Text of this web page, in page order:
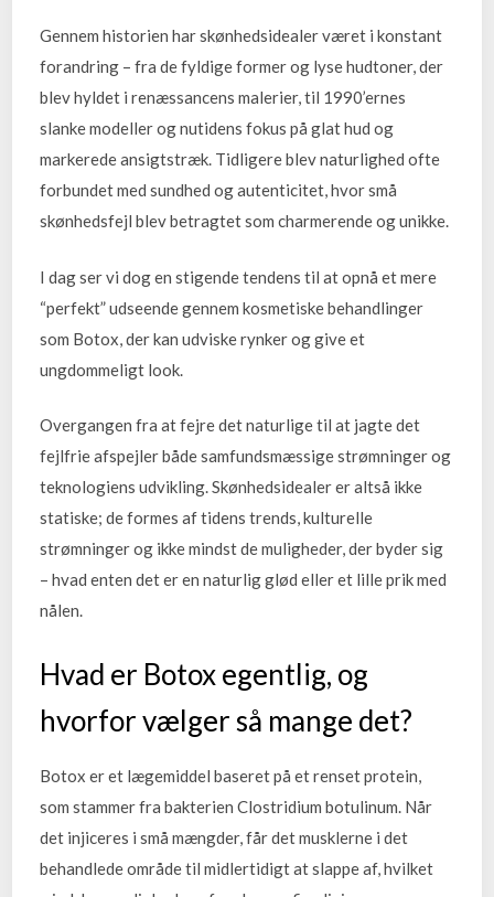
Gennem historien har skønhedsidealer været i konstant
forandring – fra de fyldige former og lyse hudtoner, der
blev hyldet i renæssancens malerier, til 1990’ernes
slanke modeller og nutidens fokus på glat hud og
markerede ansigtstræk. Tidligere blev naturlighed ofte
forbundet med sundhed og autenticitet, hvor små
skønhedsfejl blev betragtet som charmerende og unikke.
I dag ser vi dog en stigende tendens til at opnå et mere
“perfekt” udseende gennem kosmetiske behandlinger
som Botox, der kan udviske rynker og give et
ungdommeligt look.
Overgangen fra at fejre det naturlige til at jagte det
fejlfrie afspejler både samfundsmæssige strømninger og
teknologiens udvikling. Skønhedsidealer er altså ikke
statiske; de formes af tidens trends, kulturelle
strømninger og ikke mindst de muligheder, der byder sig
– hvad enten det er en naturlig glød eller et lille prik med
nålen.
Hvad er Botox egentlig, og
hvorfor vælger så mange det?
Botox er et lægemiddel baseret på et renset protein,
som stammer fra bakterien Clostridium botulinum. Når
det injiceres i små mængder, får det musklerne i det
behandlede område til midlertidigt at slappe af, hvilket